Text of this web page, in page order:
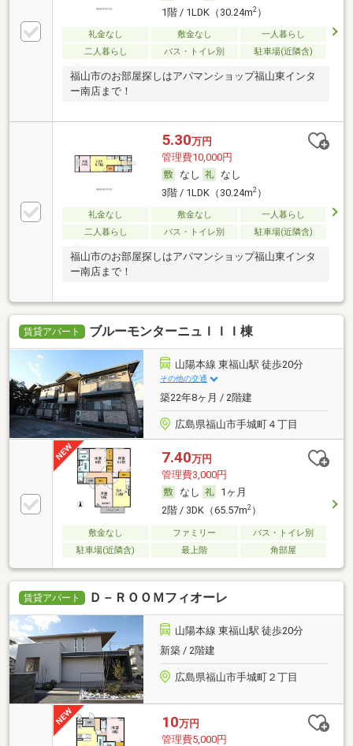
1階 / 1LDK（30.24m2）
礼金なし 敷金なし
一人暮らし
二人暮らし
バス・トイレ別 駐車場(近隣含)
福山市のお部屋探しはアパマンショップ福山東インタ
ー南店まで！
5.30万円
管理費10,000円
なし
なし
3階 / 1LDK（30.24m2）
礼金なし 敷金なし
一人暮らし
二人暮らし
バス・トイレ別 駐車場(近隣含)
福山市のお部屋探しはアパマンショップ福山東インタ
ー南店まで！
賃貸アパート ブルーモンターニュＩＩＩ棟
山陽本線 東福山駅 徒歩20分
その他の交通
築22年8ヶ月 / 2階建
広島県福山市手城町４丁目
7.40万円
管理費3,000円
なし
1ヶ月
2階 / 3DK（65.57m2）
敷金なし ファミリー
バス・トイレ別
駐車場(近隣含)
最上階 角部屋
賃貸アパート Ｄ－ＲＯＯＭフィオーレ
山陽本線 東福山駅 徒歩20分
新築 / 2階建
広島県福山市手城町２丁目
10万円
管理費5,000円